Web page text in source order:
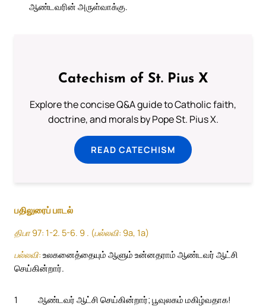
ஆண்டவரின் அருள்வாக்கு.
Catechism of St. Pius X
Explore the concise Q&A guide to Catholic faith,
doctrine, and morals by Pope St. Pius X.
READ CATECHISM
பதிலுரைப் பாடல்
திபா 97: 1-2. 5-6. 9 . (பல்லவி: 9a, 1a)
பல்லவி: உலகனைத்தையும் ஆளும் உன்னதராம் ஆண்டவர் ஆட்சி
செய்கின்றார்.
1
ஆண்டவர் ஆட்சி செய்கின்றார்; பூவுலகம் மகிழ்வதாக!